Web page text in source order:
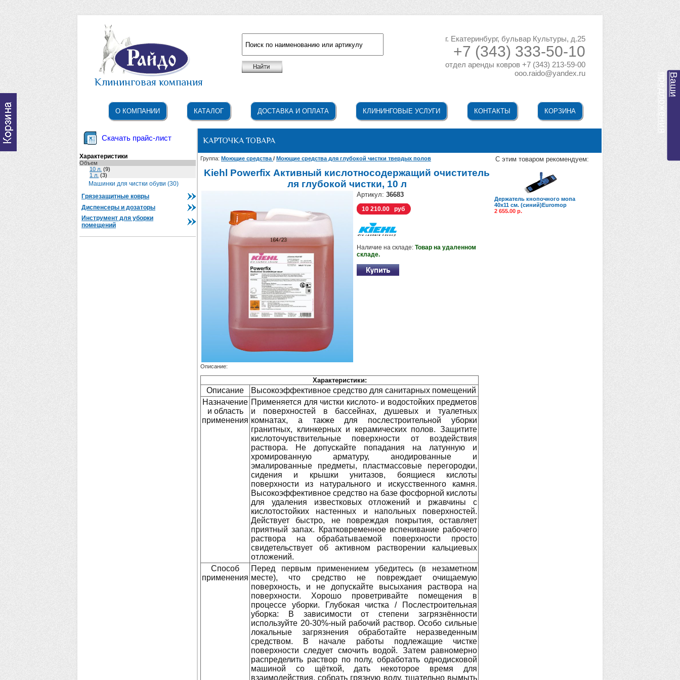
В
а
ш
и
п
р
е
д
л
о
ж
е
н
и
я
Клининговая компания
г. Екатеринбург, бульвар Культуры, д.25
+7 (343) 333-50-10
отдел аренды ковров +7 (343) 213-59-00
ooo.raido@yandex.ru
О КОМПАНИИ КАТАЛОГ ДОСТАВКА И ОПЛАТА КЛИНИНГОВЫЕ УСЛУГИ КОНТАКТЫ КОРЗИНА
Скачать прайс-лист
Характеристики
Объем
10 л. (9)
1 л. (3)
Машинки для чистки обуви (30)
Грязезащитные ковры
Диспенсеры и дозаторы
Инструмент для уборки
помещений
КАРТОЧКА ТОВАРА
Группа: Моющие средства / Моющие средства для глубокой чистки твердых полов
Kiehl Powerfix Активный кислотносодержащий очиститель
ля глубокой чистки, 10 л
Артикул: 36683
10 210.00 руб
Наличие на складе: Товар на удаленном
складе.
Описание:
Характеристики:
Описание
Высокоэффективное средство для санитарных помещений
Назначение
и область
применения
Применяется для чистки кислото- и водостойких предметов
и поверхностей в бассейнах, душевых и туалетных
комнатах, а также для послестроительной уборки
гранитных, клинкерных и керамических полов. Защитите
кислоточувствительные поверхности от воздействия
раствора. Не допускайте попадания на латунную и
хромированную арматуру, анодированные и
эмалированные предметы, пластмассовые перегородки,
сидения и крышки унитазов, боящиеся кислоты
поверхности из натурального и искусственного камня.
Высокоэффективное средство на базе фосфорной кислоты
для удаления известковых отложений и ржавчины с
кислотостойких настенных и напольных поверхностей.
Действует быстро, не повреждая покрытия, оставляет
приятный запах. Кратковременное вспенивание рабочего
раствора на обрабатываемой поверхности просто
свидетельствует об активном растворении кальциевых
отложений.
Способ
применения
Перед первым применением убедитесь (в незаметном
месте), что средство не повреждает очищаемую
поверхность, и не допускайте высыхания раствора на
поверхности. Хорошо проветривайте помещения в
процессе уборки. Глубокая чистка / Послестроительная
уборка: В зависимости от степени загрязнённости
используйте 20-30%-ный рабочий раствор. Особо сильные
локальные загрязнения обработайте неразведенным
средством. В начале работы подлежащие чистке
поверхности следует смочить водой. Затем равномерно
распределить раствор по полу, обработать однодисковой
машиной со щёткой, дать некоторое время для
взаимодействия, собрать грязную воду, тщательно вымыть
C этим товаром рекомендуем:
Держатель кнопочного мопа
40х11 см. (синий)Euromop
2 655.00 р.